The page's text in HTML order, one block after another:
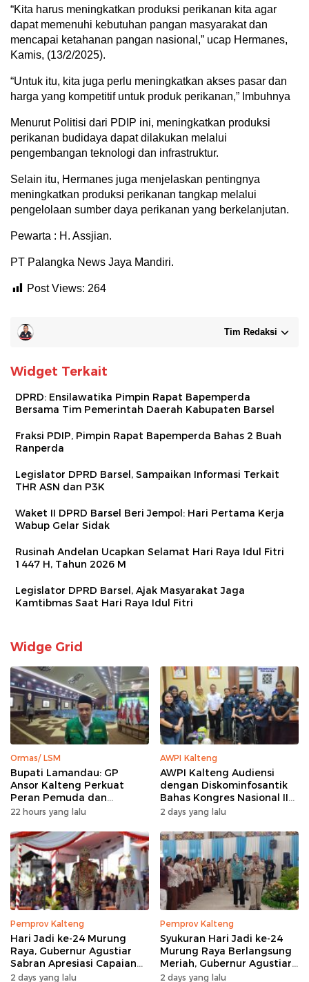
“Kita harus meningkatkan produksi perikanan kita agar
dapat memenuhi kebutuhan pangan masyarakat dan
mencapai ketahanan pangan nasional,” ucap Hermanes,
Kamis, (13/2/2025).
“Untuk itu, kita juga perlu meningkatkan akses pasar dan
harga yang kompetitif untuk produk perikanan,” Imbuhnya
Menurut Politisi dari PDIP ini, meningkatkan produksi
perikanan budidaya dapat dilakukan melalui
pengembangan teknologi dan infrastruktur.
Selain itu, Hermanes juga menjelaskan pentingnya
meningkatkan produksi perikanan tangkap melalui
pengelolaan sumber daya perikanan yang berkelanjutan.
Pewarta : H. Assjian.
PT Palangka News Jaya Mandiri.
Post Views: 264
Tim Redaksi
Widget Terkait
DPRD: Ensilawatika Pimpin Rapat Bapemperda
Bersama Tim Pemerintah Daerah Kabupaten Barsel
Fraksi PDIP, Pimpin Rapat Bapemperda Bahas 2 Buah
Ranperda
Legislator DPRD Barsel, Sampaikan Informasi Terkait
THR ASN dan P3K
Waket II DPRD Barsel Beri Jempol: Hari Pertama Kerja
Wabup Gelar Sidak
Rusinah Andelan Ucapkan Selamat Hari Raya Idul Fitri
1447 H, Tahun 2026 M
Legislator DPRD Barsel, Ajak Masyarakat Jaga
Kamtibmas Saat Hari Raya Idul Fitri
Widge Grid
Ormas/ LSM
Bupati Lamandau: GP
Ansor Kalteng Perkuat
Peran Pemuda dan
Penanganan Karhutla
22 hours yang lalu
AWPI Kalteng
AWPI Kalteng Audiensi
dengan Diskominfosantik
Bahas Kongres Nasional II
AWPI
2 days yang lalu
Pemprov Kalteng
Hari Jadi ke-24 Murung
Raya, Gubernur Agustiar
Sabran Apresiasi Capaian
Pembangunan
2 days yang lalu
Pemprov Kalteng
Syukuran Hari Jadi ke-24
Murung Raya Berlangsung
Meriah, Gubernur Agustiar
Sabran Hibur Masyarakat
2 days yang lalu